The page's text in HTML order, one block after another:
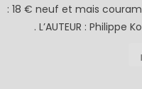
: 18 € neuf et mais
. L’AUTEUR : Philippe